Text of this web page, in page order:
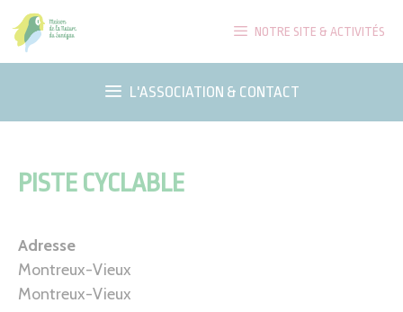
Aller
au
contenu
NOTRE SITE & ACTIVITÉS
L'ASSOCIATION & CONTACT
PISTE CYCLABLE
Adresse
Montreux-Vieux
Montreux-Vieux